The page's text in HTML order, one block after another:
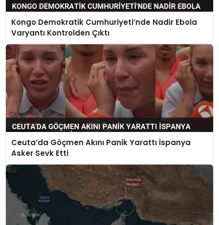
Kongo Demokratik Cumhuriyeti’nde Nadir Ebola
Varyantı Kontrolden Çıktı
Ceuta’da Göçmen Akını Panik Yarattı İspanya
Asker Sevk Etti